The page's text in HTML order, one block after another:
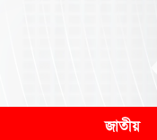
জাতীয়